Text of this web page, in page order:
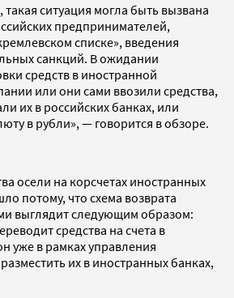
ситуация могла быть вызвана
предпринимателей,
списке», введения
санкций. В ожидании
средств в иностранной
или они сами ввозили средства,
их в российских банках, или
в рубли», — говорится в обзоре.
осели на корсчетах иностранных
потому, что схема возврата
выглядит следующим образом:
средства на счета в
уже в рамках управления
их в иностранных банках,